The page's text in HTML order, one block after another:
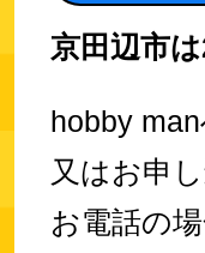
京田辺市
hobby
又はお申
お電話の